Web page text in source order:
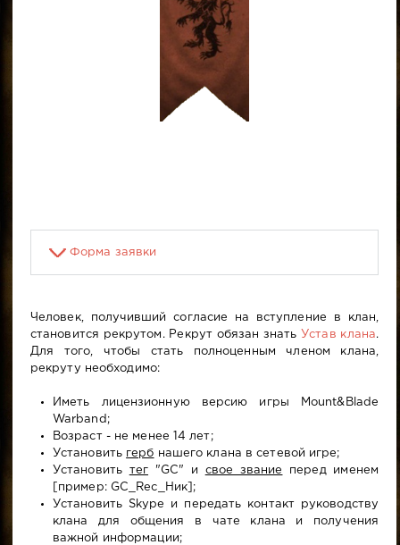
Форма заявки
Человек, получивший согласие на вступление в клан,
становится рекрутом. Рекрут обязан знать Устав клана.
Для того, чтобы стать полноценным членом клана,
рекруту необходимо:
Иметь лицензионную версию игры Mount&Blade
Warband;
Возраст - не менее 14 лет;
Установить герб нашего клана в сетевой игре;
Установить тег "GC" и свое звание
перед именем
[пример: GC_Rec_Ник];
Установить Skype и передать контакт руководству
клана для общения в чате клана и получения
важной информации;